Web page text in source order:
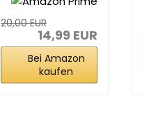
20,00 EUR
14,99 EUR
Bei Amazon
kaufen